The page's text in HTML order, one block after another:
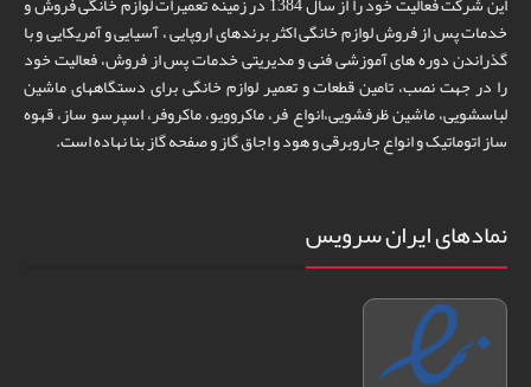
خدمات پس از فروش لوازم خانگی اکثر برندهای اروپایی ، آسیایی و آمریکایی و با
گذراندن دوره های آموزشی فنی و مدیریتی خدمات پس از فروش، فعالیت خود
را در جهت نصب، تامین قطعات و تعمیر لوازم خانگی برای دستگاههای ماشین
لباسشویی، ماشین ظرفشویی،انواع فر، ماکروویو، ماکروفر، اسپرسو ساز، قهوه
ساز اتوماتیک و انواع جاروبرقی و هود و اجاق گاز و صفحه گاز بنا نهاده است.
نمادهای ایران سرویس